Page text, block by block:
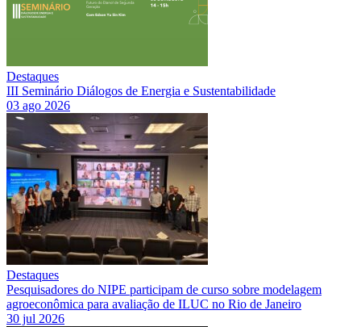
Destaques
III Seminário Diálogos de Energia e Sustentabilidade
03 ago 2026
Destaques
Pesquisadores do NIPE participam de curso sobre modelagem
agroeconômica para avaliação de ILUC no Rio de Janeiro
30 jul 2026